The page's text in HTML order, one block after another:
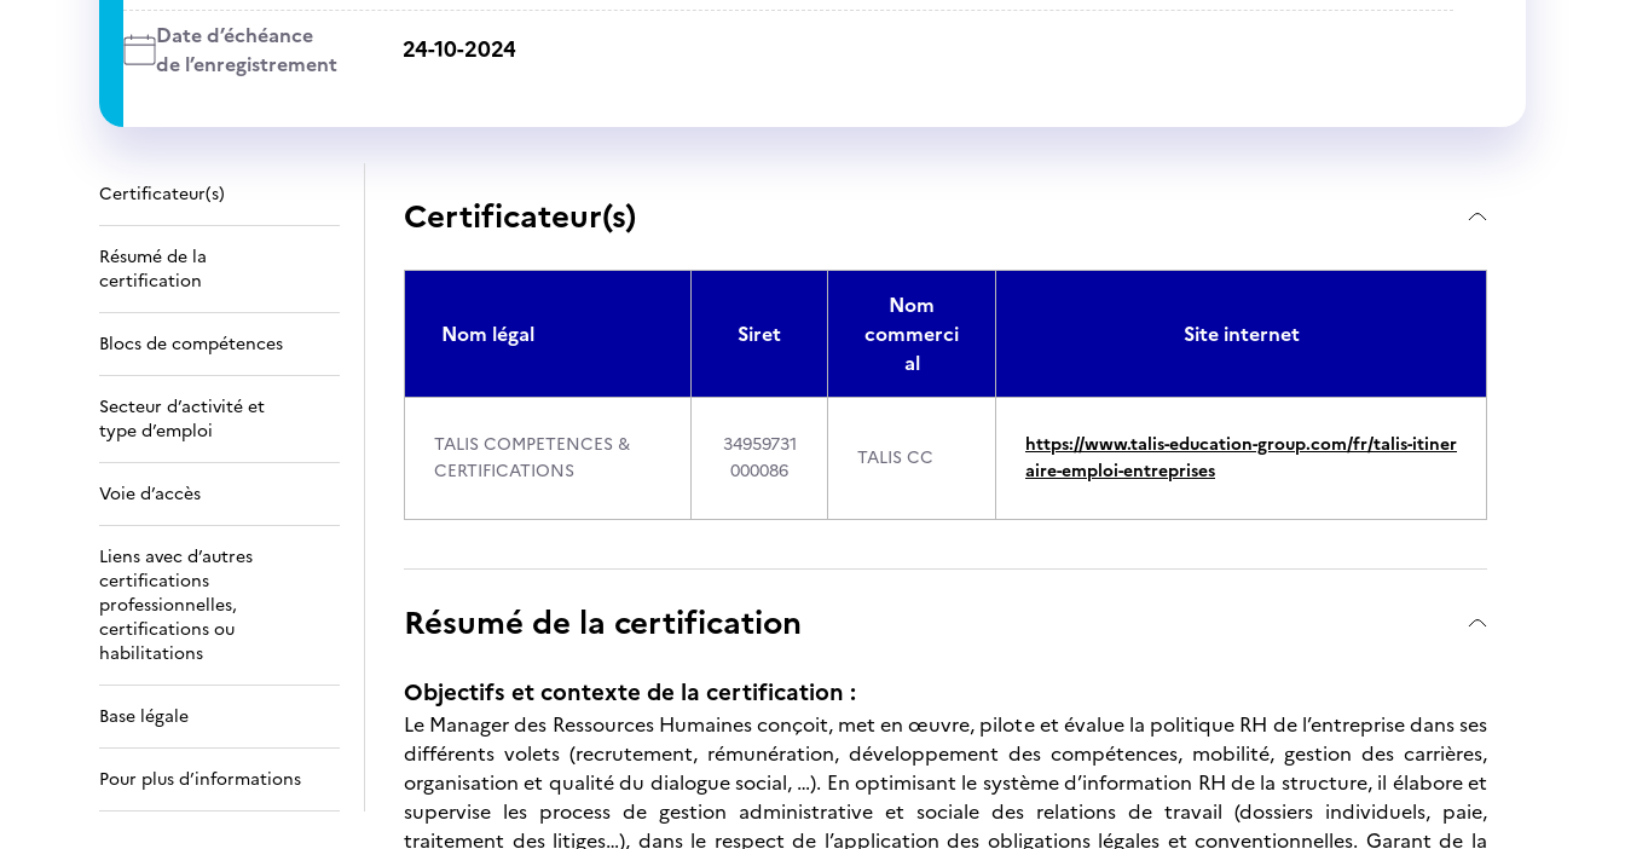
Date d’échéance
de l’enregistrement
24-10-2024
Certificateur(s)
Résumé de la
certification
Blocs de compétences
Secteur d’activité et
type d’emploi
Voie d’accès
Liens avec d’autres
certifications
professionnelles,
certifications ou
habilitations
Base légale
Pour plus d’informations
Certificateur(s)
Nom légal Siret
Nom
commerci
al
Site internet
TALIS COMPETENCES &
CERTIFICATIONS
34959731
000086
TALIS CC
https://www.talis-education-group.com/fr/talis-itiner
aire-emploi-entreprises
Résumé de la certification
Objectifs et contexte de la certification :
Le Manager des Ressources Humaines conçoit, met en œuvre, pilote et évalue la politique RH de l’entreprise dans ses
différents volets (recrutement, rémunération, développement des compétences, mobilité, gestion des carrières,
organisation et qualité du dialogue social, …). En optimisant le système d’information RH de la structure, il élabore et
supervise les process de gestion administrative et sociale des relations de travail (dossiers individuels, paie,
traitement des litiges…), dans le respect de l’application des obligations légales et conventionnelles. Garant de la